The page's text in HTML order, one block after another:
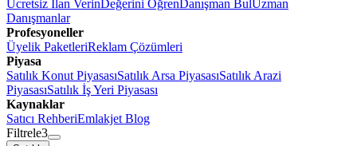
Ücretsiz İlan VerinDeğerini ÖğrenDanışman BulUzman
Danışmanlar
Profesyoneller
Üyelik PaketleriReklam Çözümleri
Piyasa
Satılık Konut PiyasasıSatılık Arsa PiyasasıSatılık Arazi
PiyasasıSatılık İş Yeri Piyasası
Kaynaklar
Satıcı RehberiEmlakjet Blog
Filtrele3